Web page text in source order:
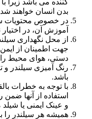
کننده می باشد زیرا
بدن انسان خواهند
آموزش آن، در
از محل نگهداری
جهت اطمینان از
دستی، هوای محیط را
رنگ آمیزی سیلندر و
باشد.
با توجه به خطرات
استفاده از آنها
و عینک ایمنی یا
همیشه هر سیلندر را